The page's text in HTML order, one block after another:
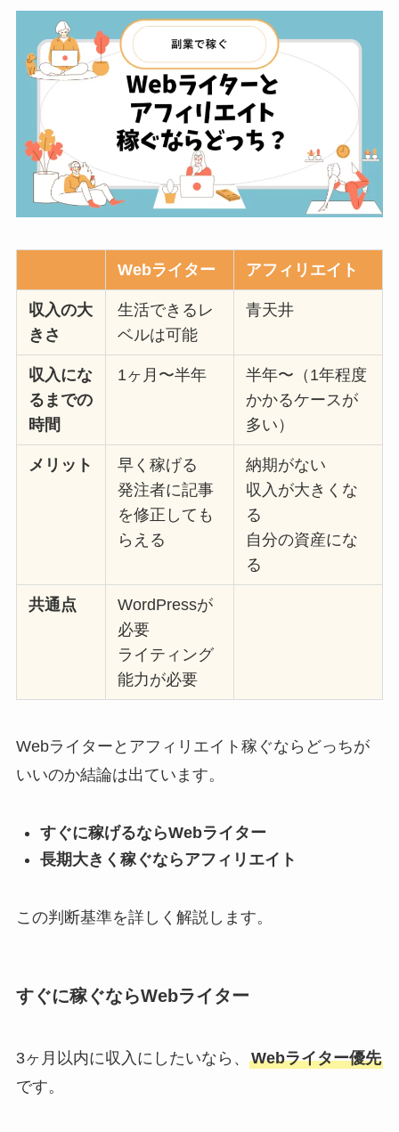
Webライター アフィリエイト
収入の大
きさ
生活できるレ
ベルは可能
青天井
収入にな
るまでの
時間
1ヶ月〜半年
半年〜（1年程度
かかるケースが
多い）
メリット
早く稼げる
発注者に記事
を修正しても
らえる
納期がない
収入が大きくな
る
自分の資産にな
る
共通点
WordPressが
必要
ライティング
能力が必要
Webライターとアフィリエイト稼ぐならどっちが
いいのか結論は出ています。
すぐに稼げるならWebライター
長期大きく稼ぐならアフィリエイト
この判断基準を詳しく解説します。
すぐに稼ぐならWebライター
3ヶ月以内に収入にしたいなら、 Webライター優先
です。